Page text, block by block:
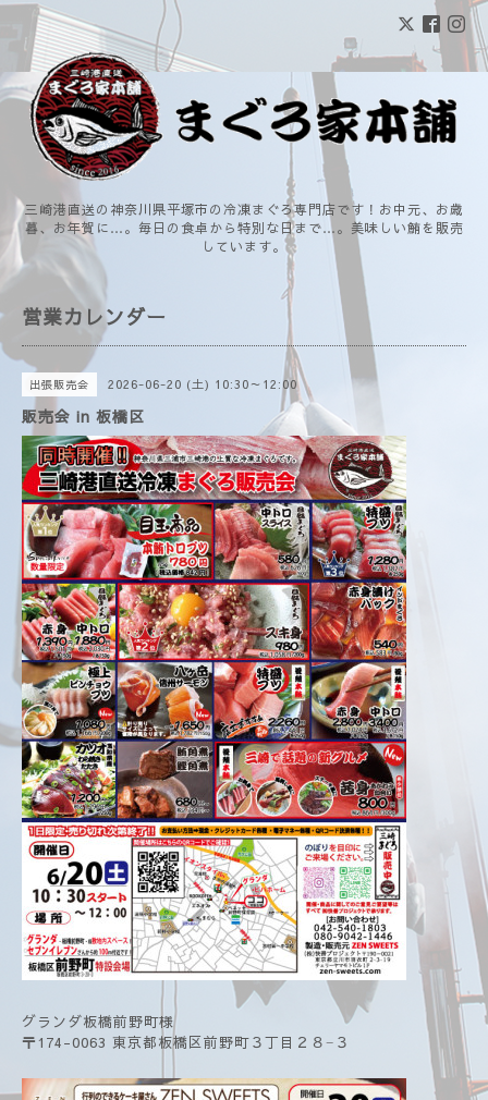
三崎港直送の神奈川県平塚市の冷凍まぐろ専門店です！お中元、お歳
暮、お年賀に…。毎日の食卓から特別な日まで…。美味しい鮪を販売
しています。
営業カレンダー
出張販売会 2026-06-20 (土) 10:30～12:00
販売会 in 板橋区
グランダ板橋前野町様
〒174-0063 東京都板橋区前野町３丁目２８−３